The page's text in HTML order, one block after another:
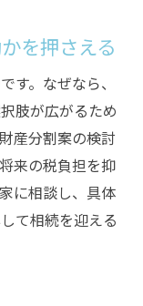
えよう
の基本
ための知識
する方法
ントを紹介
まく使うコツ
節税対策
を押さえる
す。なぜなら、
肢が広がるため
産分割案の検討
来の税負担を抑
に相談し、具体
て相続を迎える